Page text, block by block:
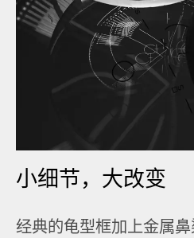
小细节，大改变
经典的龟型框加上金属鼻